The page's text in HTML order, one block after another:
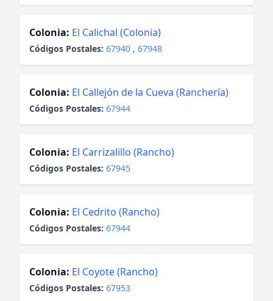
Colonia: El Calichal (Colonia)
Códigos Postales: 67940 , 67948
Colonia: El Callejón de la Cueva (Ranchería)
Códigos Postales: 67944
Colonia: El Carrizalillo (Rancho)
Códigos Postales: 67945
Colonia: El Cedrito (Rancho)
Códigos Postales: 67944
Colonia: El Coyote (Rancho)
Códigos Postales: 67953